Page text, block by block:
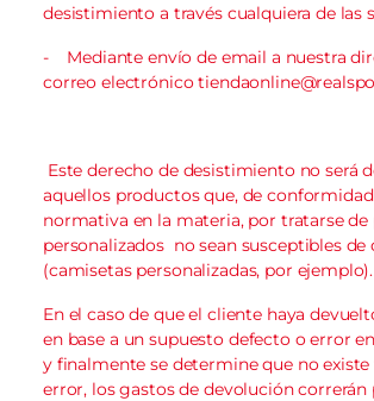
desistimiento a través cualquiera de las
- Mediante envío de email a nuestra
correo electrónico
Este derecho de desistimiento no será
aquellos productos que, de
normativa en la materia, por tratarse
personalizados no sean susceptibles
(camisetas personalizadas, por ejemplo).
En el caso de que el cliente haya
en base a un supuesto defecto o error
y finalmente se determine que no
error, los gastos de devolución correrán